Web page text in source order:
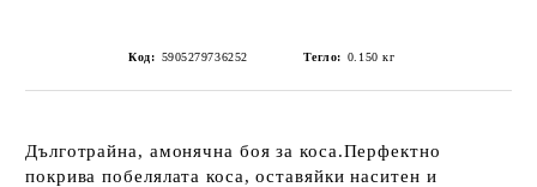
Код: 5905279736252 Тегло: 0.150 кг
Дълготрайна, амонячна боя за коса.Перфектно
покрива побелялата коса, оставяйки наситен и